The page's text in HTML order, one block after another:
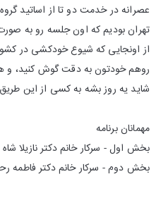
عصرانه در خدمت دو تا از اساتید
تهران بودیم که اون جلسه رو به
از اونجایی که شیوع خودکشی در
روهم خودتون به دقت گوش کنید، و
شاید یه روز بشه به کسی از این
مهمانان برنامه
بخش اول - سرکار خانم دکتر نازیلا
بخش دوم - سرکار خانم دکتر فاطمه